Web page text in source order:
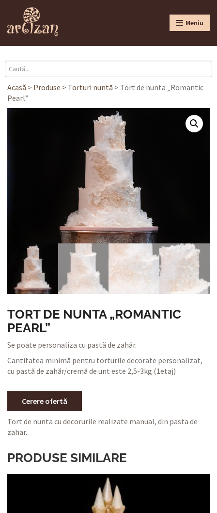
Meniu
Acasă > Produse > Torturi nuntă > Tort de nunta „Romantic
Pearl”
TORT DE NUNTA „ROMANTIC
PEARL”
Se poate personaliza cu pastă de zahăr.
Cantitatea minimă pentru torturile decorate personalizat,
cu pastă de zahăr/cremă de unt este 2,5-3kg (1etaj)
Cerere ofertă
Tort de nunta cu decorurile realizate manual, din pasta de
zahar.
PRODUSE SIMILARE